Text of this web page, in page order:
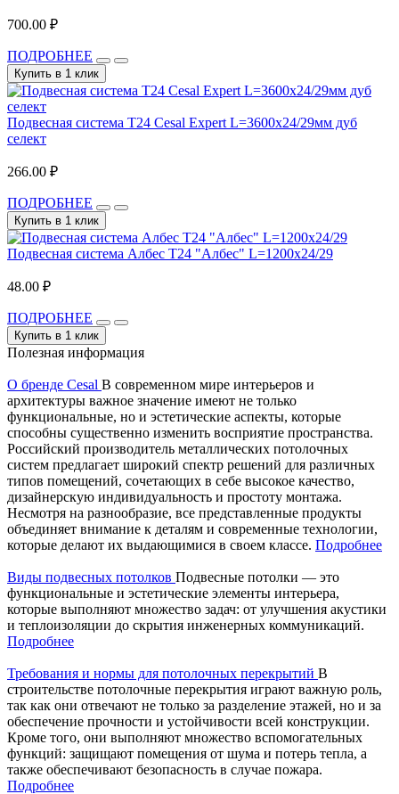
700.00 ₽
ПОДРОБНЕЕ
Купить в 1 клик
Подвесная система T24 Cesal Expert L=3600х24/29мм дуб
селект
266.00 ₽
ПОДРОБНЕЕ
Купить в 1 клик
Подвесная система Албес T24 "Албес" L=1200х24/29
48.00 ₽
ПОДРОБНЕЕ
Купить в 1 клик
Полезная информация
О бренде Cesal В современном мире интерьеров и
архитектуры важное значение имеют не только
функциональные, но и эстетические аспекты, которые
способны существенно изменить восприятие пространства.
Российский производитель металлических потолочных
систем предлагает широкий спектр решений для различных
типов помещений, сочетающих в себе высокое качество,
дизайнерскую индивидуальность и простоту монтажа.
Несмотря на разнообразие, все представленные продукты
объединяет внимание к деталям и современные технологии,
которые делают их выдающимися в своем классе. Подробнее
Виды подвесных потолков Подвесные потолки — это
функциональные и эстетические элементы интерьера,
которые выполняют множество задач: от улучшения акустики
и теплоизоляции до скрытия инженерных коммуникаций.
Подробнее
Требования и нормы для потолочных перекрытий В
строительстве потолочные перекрытия играют важную роль,
так как они отвечают не только за разделение этажей, но и за
обеспечение прочности и устойчивости всей конструкции.
Кроме того, они выполняют множество вспомогательных
функций: защищают помещения от шума и потерь тепла, а
также обеспечивают безопасность в случае пожара.
Подробнее